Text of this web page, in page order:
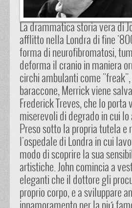
La drammatica storia vera di
afflitto nella Londra di fine
forma di neurofibromatosi,
deforma il cranio in maniera
circhi ambulanti come
baraccone, Merrick viene
Frederick Treves, che lo porta
miserevoli di degrado in cui
Preso sotto la propria tutela e
l'ospedale di Londra in cui
modo di scoprire la sua
artistiche. John comincia a
eleganti che il dottore gli
proprio corpo, e a sviluppare